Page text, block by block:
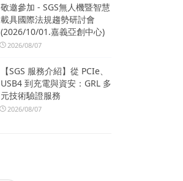
敬邀參加 - SGS無人機暨智慧
載具國際法規趨勢研討會
(2026/10/01.嘉義亞創中心)
2026/08/07
【SGS 服務介紹】從 PCIe、
USB4 到充電與資安：GRL 多
元技術驗證服務
2026/08/07